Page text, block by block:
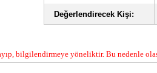
Değerlendirecek Kişi:
bilgilendirmeye yöneliktir. Bu nedenle